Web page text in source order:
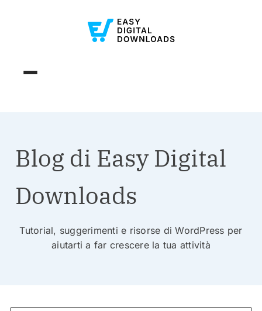
Blog di Easy Digital
Downloads
Tutorial, suggerimenti e risorse di WordPress per
aiutarti a far crescere la tua attività